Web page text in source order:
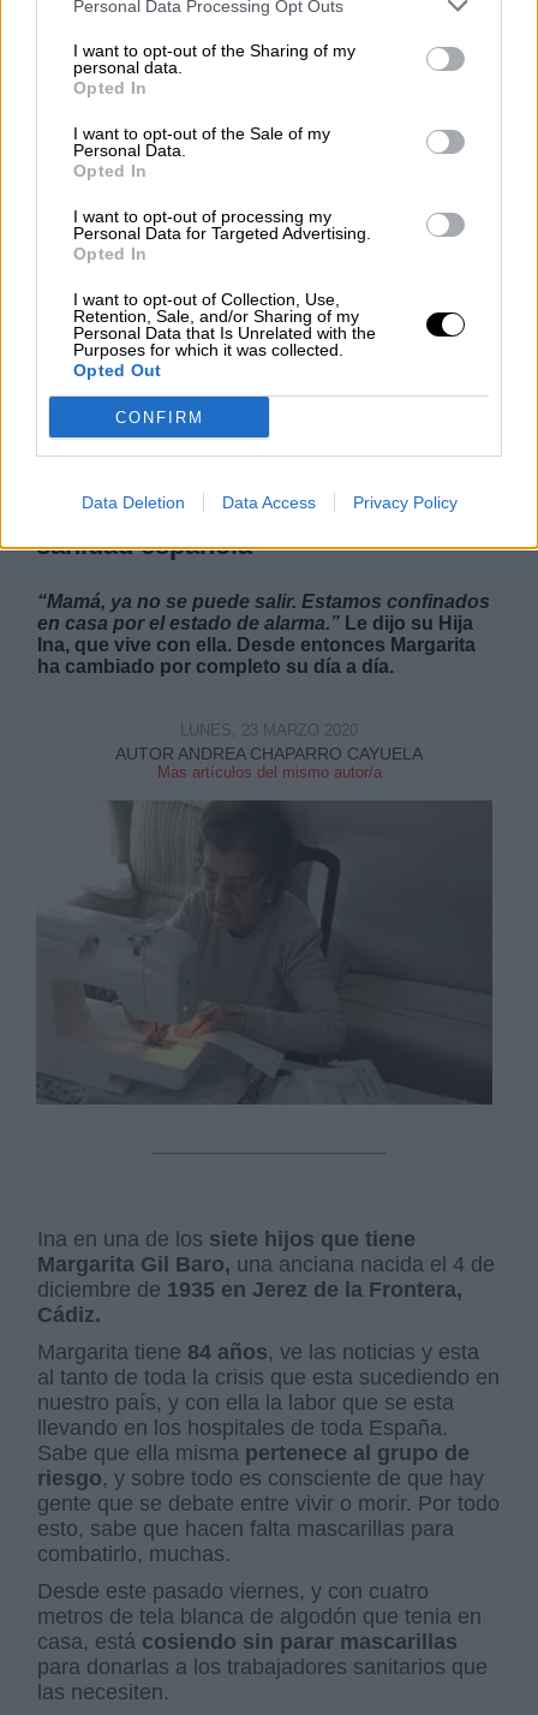
Personal Data Processing Opt Outs
I want to opt-out of the Sharing of my
personal data.
Opted In
I want to opt-out of the Sale of my
Personal Data.
Opted In
I want to opt-out of processing my
Personal Data for Targeted Advertising.
Opted In
I want to opt-out of Collection, Use,
Retention, Sale, and/or Sharing of my
Personal Data that Is Unrelated with the
Purposes for which it was collected.
Opted Out
CONFIRM
Data Deletion Data Access Privacy Policy
Clara Campoamor: Mi sueño,
mi pesadilla
NOTICIAS MAS VISTAS
SALUD,CONSUMO, BIENESTAR
mascarillas al día para ayudar a la
sanidad española
“Mamá, ya no se puede salir. Estamos confinados
en casa por el estado de alarma.” Le dijo su Hija
Ina, que vive con ella. Desde entonces Margarita
ha cambiado por completo su día a día.
AUTOR ANDREA CHAPARRO CAYUELA
Mas artículos del mismo autor/a
LUNES, 23 MARZO 2020
Ina en una de los siete hijos que tiene
Margarita Gil Baro, una anciana nacida el 4 de
diciembre de 1935 en Jerez de la Frontera,
Cádiz.
Margarita tiene 84 años, ve las noticias y esta
al tanto de toda la crisis que esta sucediendo en
nuestro país, y con ella la labor que se esta
llevando en los hospitales de toda España.
Sabe que ella misma pertenece al grupo de
riesgo, y sobre todo es consciente de que hay
gente que se debate entre vivir o morir. Por todo
esto, sabe que hacen falta mascarillas para
combatirlo, muchas.
Desde este pasado viernes, y con cuatro
metros de tela blanca de algodón que tenia en
casa, está cosiendo sin parar mascarillas
para donarlas a los trabajadores sanitarios que
las necesiten.